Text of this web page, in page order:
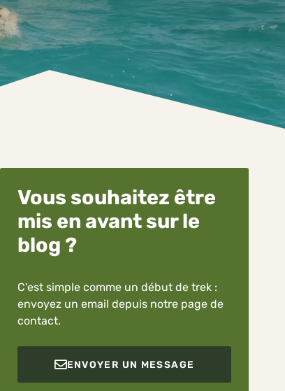
Vous souhaitez être
mis en avant sur le
blog ?
C'est simple comme un début de trek :
envoyez un email depuis notre page de
contact.
ENVOYER UN MESSAGE